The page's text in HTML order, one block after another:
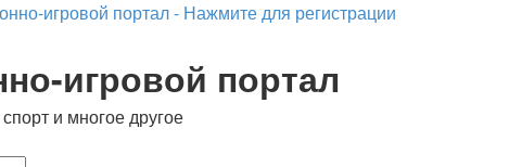
игровой портал - Нажмите для регистрации
игровой портал
и многое другое